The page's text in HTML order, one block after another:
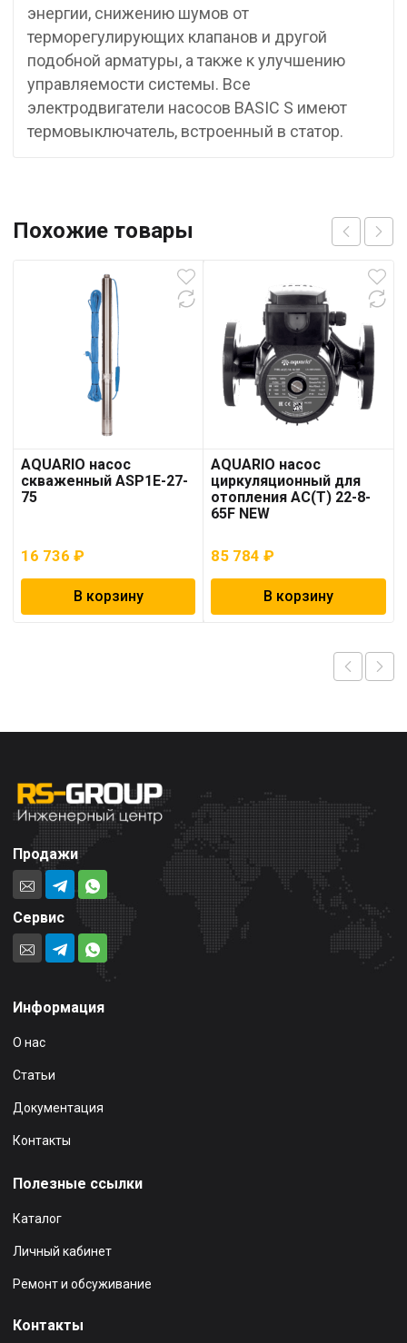
энергии, снижению шумов от
терморегулирующих клапанов и другой
подобной арматуры, а также к улучшению
управляемости системы. Все
электродвигатели насосов BASIC S имеют
термовыключатель, встроенный в статор.
Похожие товары
AQUARIO насос
скваженный ASP1E-27-
75
16 736 ₽
В корзину
AQUARIO насос
циркуляционный для
отопления AC(T) 22-8-
65F NEW
85 784₽
В корзину
Продажи
Сервис
Информация
О нас
Статьи
Документация
Контакты
Полезные ссылки
Каталог
Личный кабинет
Ремонт и обсуживание
Контакты